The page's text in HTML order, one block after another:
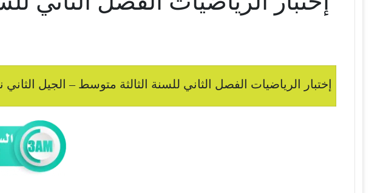
إختبار الرياضيات الفصل الثاني للسنة الثالثة متوسط – الجيل الثاني